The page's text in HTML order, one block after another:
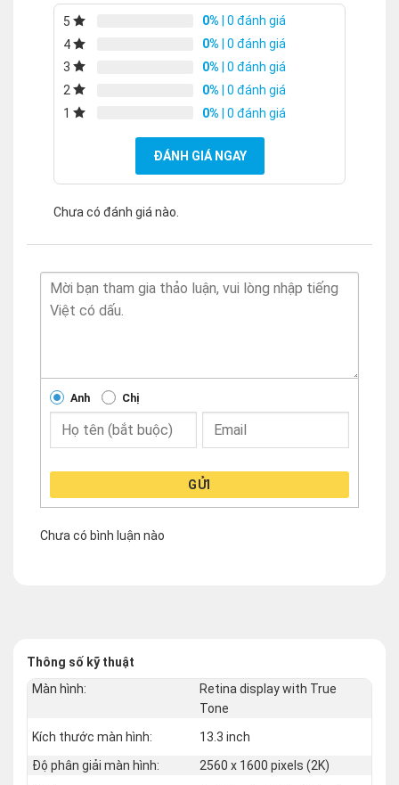
5 0% | 0 đánh giá
4
0% | 0 đánh giá
3
0% | 0 đánh giá
2
0% | 0 đánh giá
1
0% | 0 đánh giá
ĐÁNH GIÁ NGAY
Chưa có đánh giá nào.
Anh Chị
GỬI
Chưa có bình luận nào
Thông số kỹ thuật
Màn hình:
Retina display with True
Tone
Kích thước màn hình:
13.3 inch
Độ phân giải màn hình:
2560 x 1600 pixels (2K)